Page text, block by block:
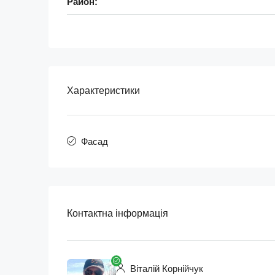
Характеристики
Фасад
Контактна інформація
Віталій Корнійчук